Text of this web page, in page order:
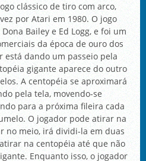
clássico de tiro com arco,
por Atari em 1980. O jogo
Bailey e Ed Logg, e foi um
da época de ouro dos
está dando um passeio pela
gigante aparece do outro
A centopéia se aproximará
pela tela, movendo-se
para a próxima fileira cada
O jogador pode atirar na
no meio, irá dividi-la em duas
na centopéia até que não
Enquanto isso, o jogador